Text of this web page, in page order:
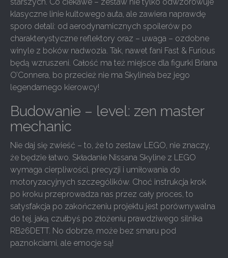
klasyczne linie kultowego auta, ale zawiera naprawdę
sporo detali: od aerodynamicznych spoilerów po
charakterystyczne reflektory oraz – uwaga – ozdobne
winyle z boków nadwozia. Tak, nawet fani Fast & Furious
będą wzruszeni. Całość ma też miejsce dla figurki Briana
O’Connera, bo przecież nie ma Skyline’a bez jego
legendarnego kierowcy!
Budowanie – level: zen master
mechanic
Nie daj się zwieść – to, że to zestaw LEGO, nie znaczy,
że będzie łatwo. Składanie Nissana Skyline z LEGO
wymaga cierpliwości, precyzji i umiłowania do
motoryzacyjnych szczególików. Choć instrukcja krok
po kroku przeprowadza nas przez cały proces, to
satysfakcja po zakończeniu projektu jest porównywalna
do tej, jaką czułbyś po złożeniu prawdziwego silnika
RB26DETT. No dobrze, może bez smaru pod
paznokciami, ale emocje są!